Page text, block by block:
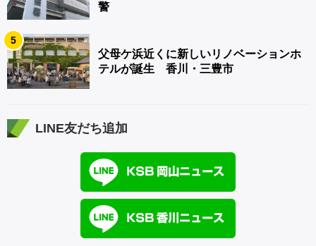
警
5
父母ケ浜近くに新しいリノベーションホ
テルが誕生 香川・三豊市
LINE友だち追加